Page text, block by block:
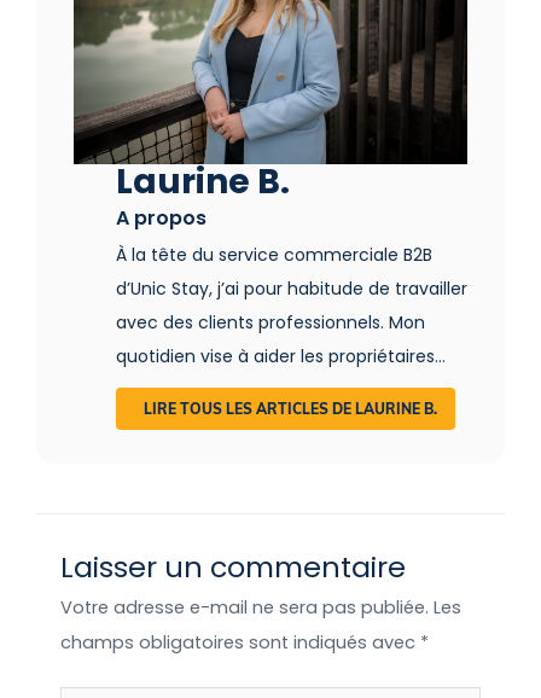
Laurine B.
A propos
À la tête du service commerciale B2B
d’Unic Stay, j’ai pour habitude de travailler
avec des clients professionnels. Mon
quotidien vise à aider les propriétaires
d’hébergements insolites dans leur
commercialisation mais également à
commercialisation, l’accompagnement
votre grille tarifaire ;) Je serais donc ravie
LIRE TOUS LES ARTICLES DE LAURINE B.
Laisser un commentaire
Votre adresse e-mail ne sera pas publiée. Les
champs obligatoires sont indiqués avec *